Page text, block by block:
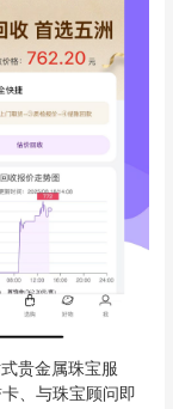
贵金属珠宝服
、与珠宝顾问即